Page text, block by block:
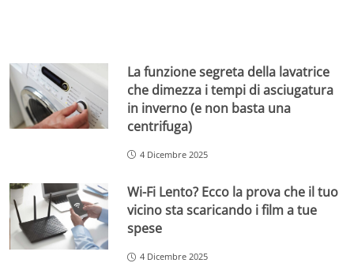
La funzione segreta della lavatrice
che dimezza i tempi di asciugatura
in inverno (e non basta una
centrifuga)
4 Dicembre 2025
Wi-Fi Lento? Ecco la prova che il tuo
vicino sta scaricando i film a tue
spese
4 Dicembre 2025